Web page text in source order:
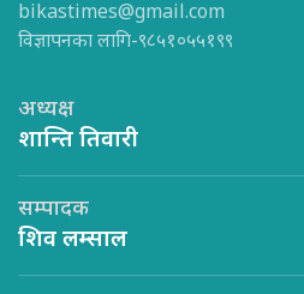
bikastimes@gmail.com
विज्ञापनका लागि-९८५१०५५१९९
अध्यक्ष
शान्ति तिवारी
सम्पादक
शिव लम्साल